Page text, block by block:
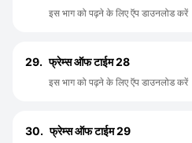
इस भाग को पढ़ने के लिए ऍप डाउनलोड करें
29. फ्रेम्स ऑफ टाईम 28
इस भाग को पढ़ने के लिए ऍप डाउनलोड करें
30. फ्रेम्स ऑफ टाईम 29